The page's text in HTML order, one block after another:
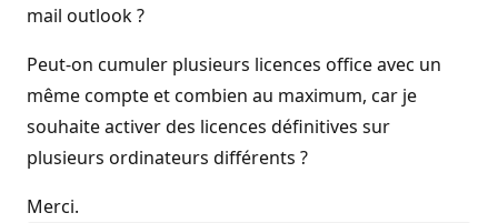
mail outlook ?
Peut-on cumuler plusieurs licences office avec un
même compte et combien au maximum, car je
souhaite activer des licences définitives sur
plusieurs ordinateurs différents ?
Merci.